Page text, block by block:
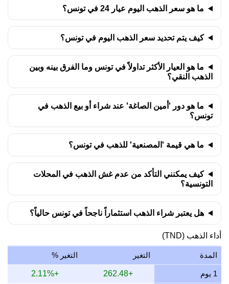
10 يوليو 2026 12,064.55
290.91
339.39 ما هو سعر الذهب اليوم عيار 24 في تونس؟
كيف يتم تحديد سعر الذهب اليوم في تونس؟
ما هو العيار الأكثر تداولاً في تونس وما الفرق بينه وبين
الذهب النقي؟
ما هو دور 'أمين الصاغة' عند شراء أو بيع الذهب في
تونس؟
ما هي قيمة 'المصنعية' للذهب في تونس؟
كيف يمكنني التأكد من عدم غش الذهب في المحلات
التونسية؟
هل يعتبر شراء الذهب استثماراً ناجحاً في تونس حالياً؟
أداء الذهب (TND)
المدة التغير التغير %
1 يوم +262.48
+2.11%